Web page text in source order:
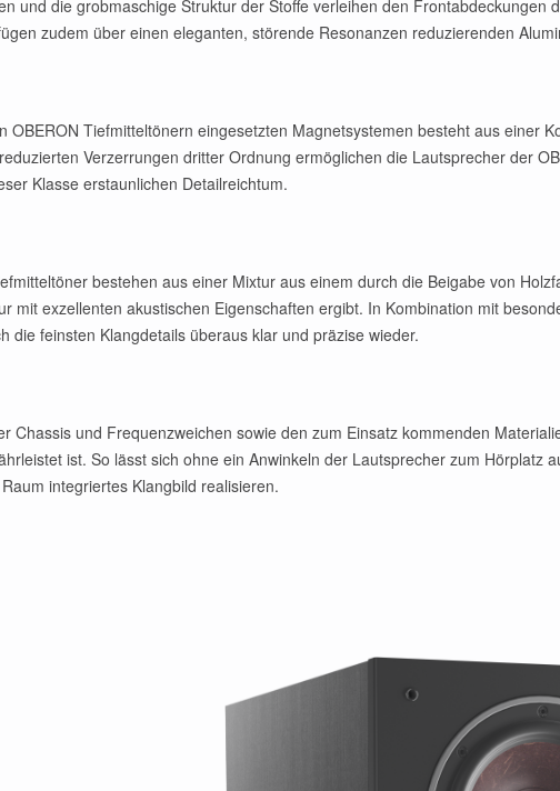
und die grobmaschige Struktur der Stoffe verleihen den Frontabdeckungen
zudem über einen eleganten, störende Resonanzen reduzierenden
OBERON Tiefmitteltönern eingesetzten Magnetsystemen besteht aus einer
Verzerrungen dritter Ordnung ermöglichen die Lautsprecher der
Klasse erstaunlichen Detailreichtum.
bestehen aus einer Mixtur aus einem durch die Beigabe von
mit exzellenten akustischen Eigenschaften ergibt. In Kombination mit
die feinsten Klangdetails überaus klar und präzise wieder.
Chassis und Frequenzweichen sowie den zum Einsatz kommenden
ist. So lässt sich ohne ein Anwinkeln der Lautsprecher zum Hörplatz
integriertes Klangbild realisieren.